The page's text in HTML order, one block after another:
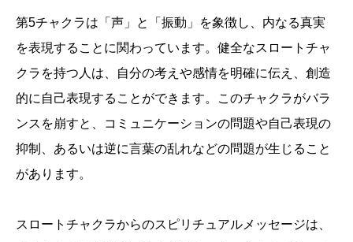
第5チャクラは「声」と「振動」を象徴し、内なる真実
を表現することに関わっています。健全なスロートチャ
クラを持つ人は、自分の考えや感情を明確に伝え、創造
的に自己表現することができます。このチャクラがバラ
ンスを崩すと、コミュニケーションの問題や自己表現の
抑制、あるいは逆に言葉の乱れなどの問題が生じること
があります。
スロートチャクラからのスピリチュアルメッセージは、